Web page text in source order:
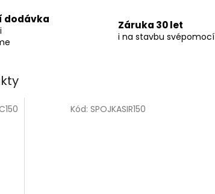
dodávka Záruka 30 let
i na stavbu svépomocí
Kód: SPOJKASIR150